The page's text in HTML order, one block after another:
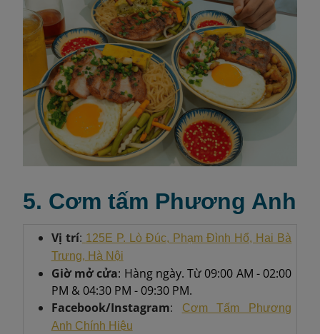
5. Cơm tấm Phương Anh
Vị trí: 125E P. Lò Đúc, Phạm Đình Hổ, Hai Bà
Trưng, Hà Nội
Giờ mở cửa: Hàng ngày. Từ 09:00 AM - 02:00
PM & 04:30 PM - 09:30 PM.
Facebook/Instagram:
Cơm Tấm Phương
Anh Chính Hiệu